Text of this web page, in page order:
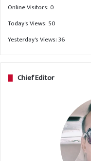
Online Visitors:0
Today's Views: 50
Yesterday's Views:36
Chief Editor